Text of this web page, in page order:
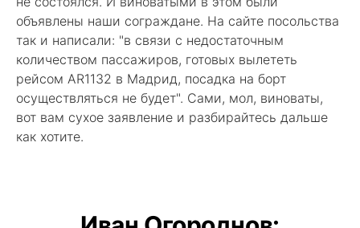
объявлены наши сограждане. На сайте посольства
так и написали: "в связи с недостаточным
количеством пассажиров, готовых вылететь
рейсом AR1132 в Мадрид, посадка на борт
осуществляться не будет". Сами, мол, виноваты,
вот вам сухое заявление и разбирайтесь дальше
как хотите.